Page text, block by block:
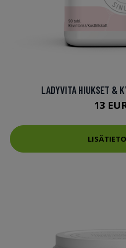
LADYVITA HIUKSET &
13